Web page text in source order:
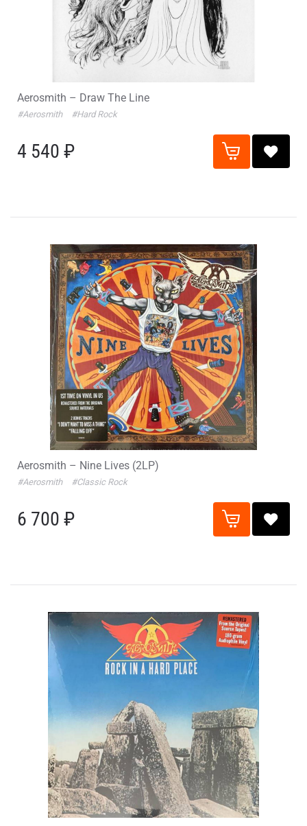
Aerosmith – Draw The Line
#Aerosmith #Hard Rock
4 540 ₽
Aerosmith – Nine Lives (2LP)
#Aerosmith #Classic Rock
6 700 ₽